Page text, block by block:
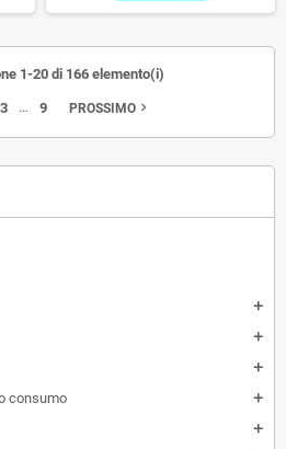
add
add
add
consumo add
add
1-20 di 166 elemento(i)
3 … 9 PROSSIMO navigate_next